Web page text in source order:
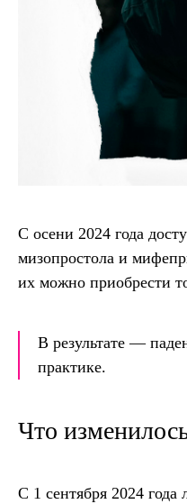
С осени 2024 года
мизопростола и
их можно приобрести
В результате —
практике.
Что
С 1 сентября 2024